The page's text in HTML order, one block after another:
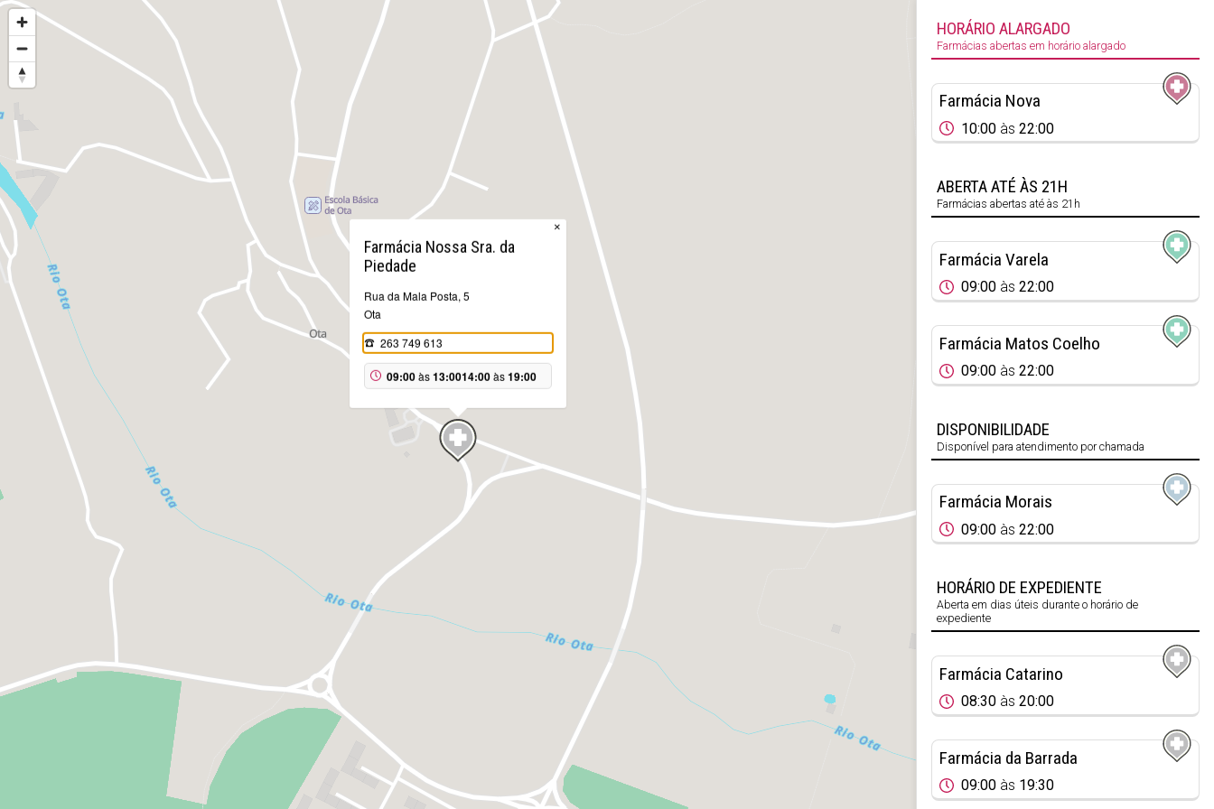
Farmácia Nossa Sra. da
Piedade
Rua da Mala Posta, 5
Ota
263 749 613
09:00às13:0014:00às19:00
×
HORÁRIO ALARGADO
Farmácias abertas em horário alargado
Farmácia Nova
10:00 às 22:00
ABERTA ATÉ ÀS 21H
Farmácias abertas até às 21h
Farmácia Varela
09:00 às 22:00
Farmácia Matos Coelho
09:00 às 22:00
DISPONIBILIDADE
Disponível para atendimento por chamada
Farmácia Morais
09:00 às 22:00
HORÁRIO DE EXPEDIENTE
Aberta em dias úteis durante o horário de
expediente
Farmácia Catarino
08:30 às 20:00
Farmácia da Barrada
09:00 às 19:30